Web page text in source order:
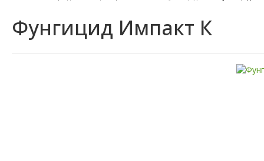
Фунгицид Импакт К